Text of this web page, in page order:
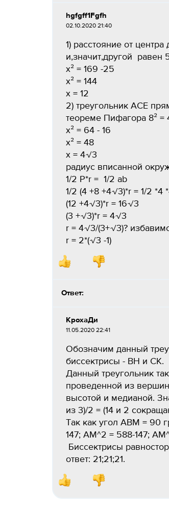
hgfgff1Fgfh
02.10.2020 21:40
1) расстояние от
и,значит,другой равен
х² = 169 -25
х² = 144
х = 12
2) треугольник АСЕ
теореме Пифагора 8² =
х² = 64 - 16
х² = 48
х = 4√3
радиус вписанной
1/2 Р*r = 1/2 ab
1/2 (4 +8 +4√3)*r = 1/2 *4
(12 +4√3)*r = 16√3
(3 +√3)*r = 4√3
r = 4√3/(3+√3)?
r = 2*(√3 -1)
Ответ:
КрохаДи
11.05.2020 22:41
Обозначим данный
биссектрисы - BH и CK.
Данный треугольник
проведенной из
высотой и медианой.
из 3)/2 = (14 и 2
Так как угол ABM = 90
147; AM^2 = 588-147;
Биссектрисы
ответ: 21;21;21.